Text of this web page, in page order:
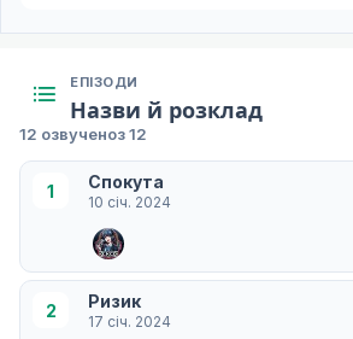
ЕПІЗОДИ
Назви й розклад
12 озвученоз 12
1 Спокута
10 січ. 2024
2 Ризик
17 січ. 2024